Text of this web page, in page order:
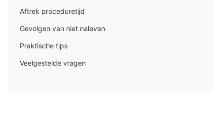
Aftrek proceduretijd
Gevolgen van niet naleven
Praktische tips
Veelgestelde vragen